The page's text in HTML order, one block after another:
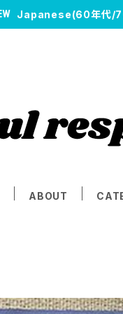
Japanese(60年代/70
ABOUT